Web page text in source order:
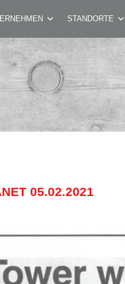
STANDORTE
TOWER –
05.02.2021